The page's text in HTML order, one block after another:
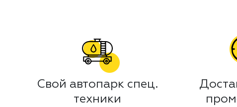
Свой автопарк спец.
техники